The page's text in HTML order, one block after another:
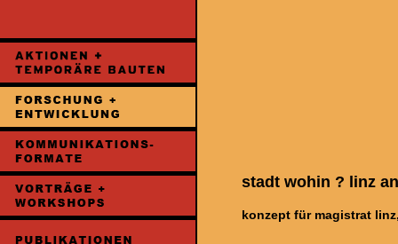
stadt wohin ? linz
konzept für magistrat